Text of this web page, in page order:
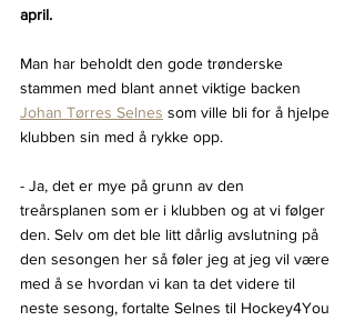
april.
Man har beholdt den gode trønderske
stammen med blant annet viktige backen
Johan Tørres Selnes som ville bli for å hjelpe
klubben sin med å rykke opp.
- Ja, det er mye på grunn av den
treårsplanen som er i klubben og at vi følger
den. Selv om det ble litt dårlig avslutning på
den sesongen her så føler jeg at jeg vil være
med å se hvordan vi kan ta det videre til
neste sesong, fortalte Selnes til Hockey4You